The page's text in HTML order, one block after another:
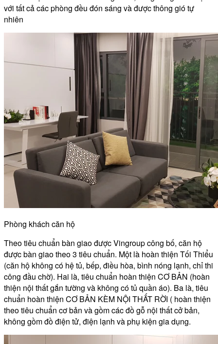
với tất cả các phòng đều đón sáng và được thông gió tự
nhiên
Phòng khách căn hộ
Theo tiêu chuẩn bàn giao được Vingroup công bố, căn hộ
được bàn giao theo 3 tiêu chuẩn. Một là hoàn thiện Tối Thiểu
(căn hộ không có hệ tủ, bếp, điều hòa, bình nóng lạnh, chỉ thi
công đầu chờ). Hai là, tiêu chuẩn hoàn thiện CƠ BẢN (hoàn
thiện nội thất gắn tường và không có tủ quần áo). Ba là, tiêu
chuẩn hoàn thiện CƠ BẢN KÈM NỘI THẤT RỜI ( hoàn thiện
theo tiêu chuẩn cơ bản và gồm các đồ gỗ nội thất cở bản,
không gồm đồ điện tử, điện lạnh và phụ kiện gia dụng.